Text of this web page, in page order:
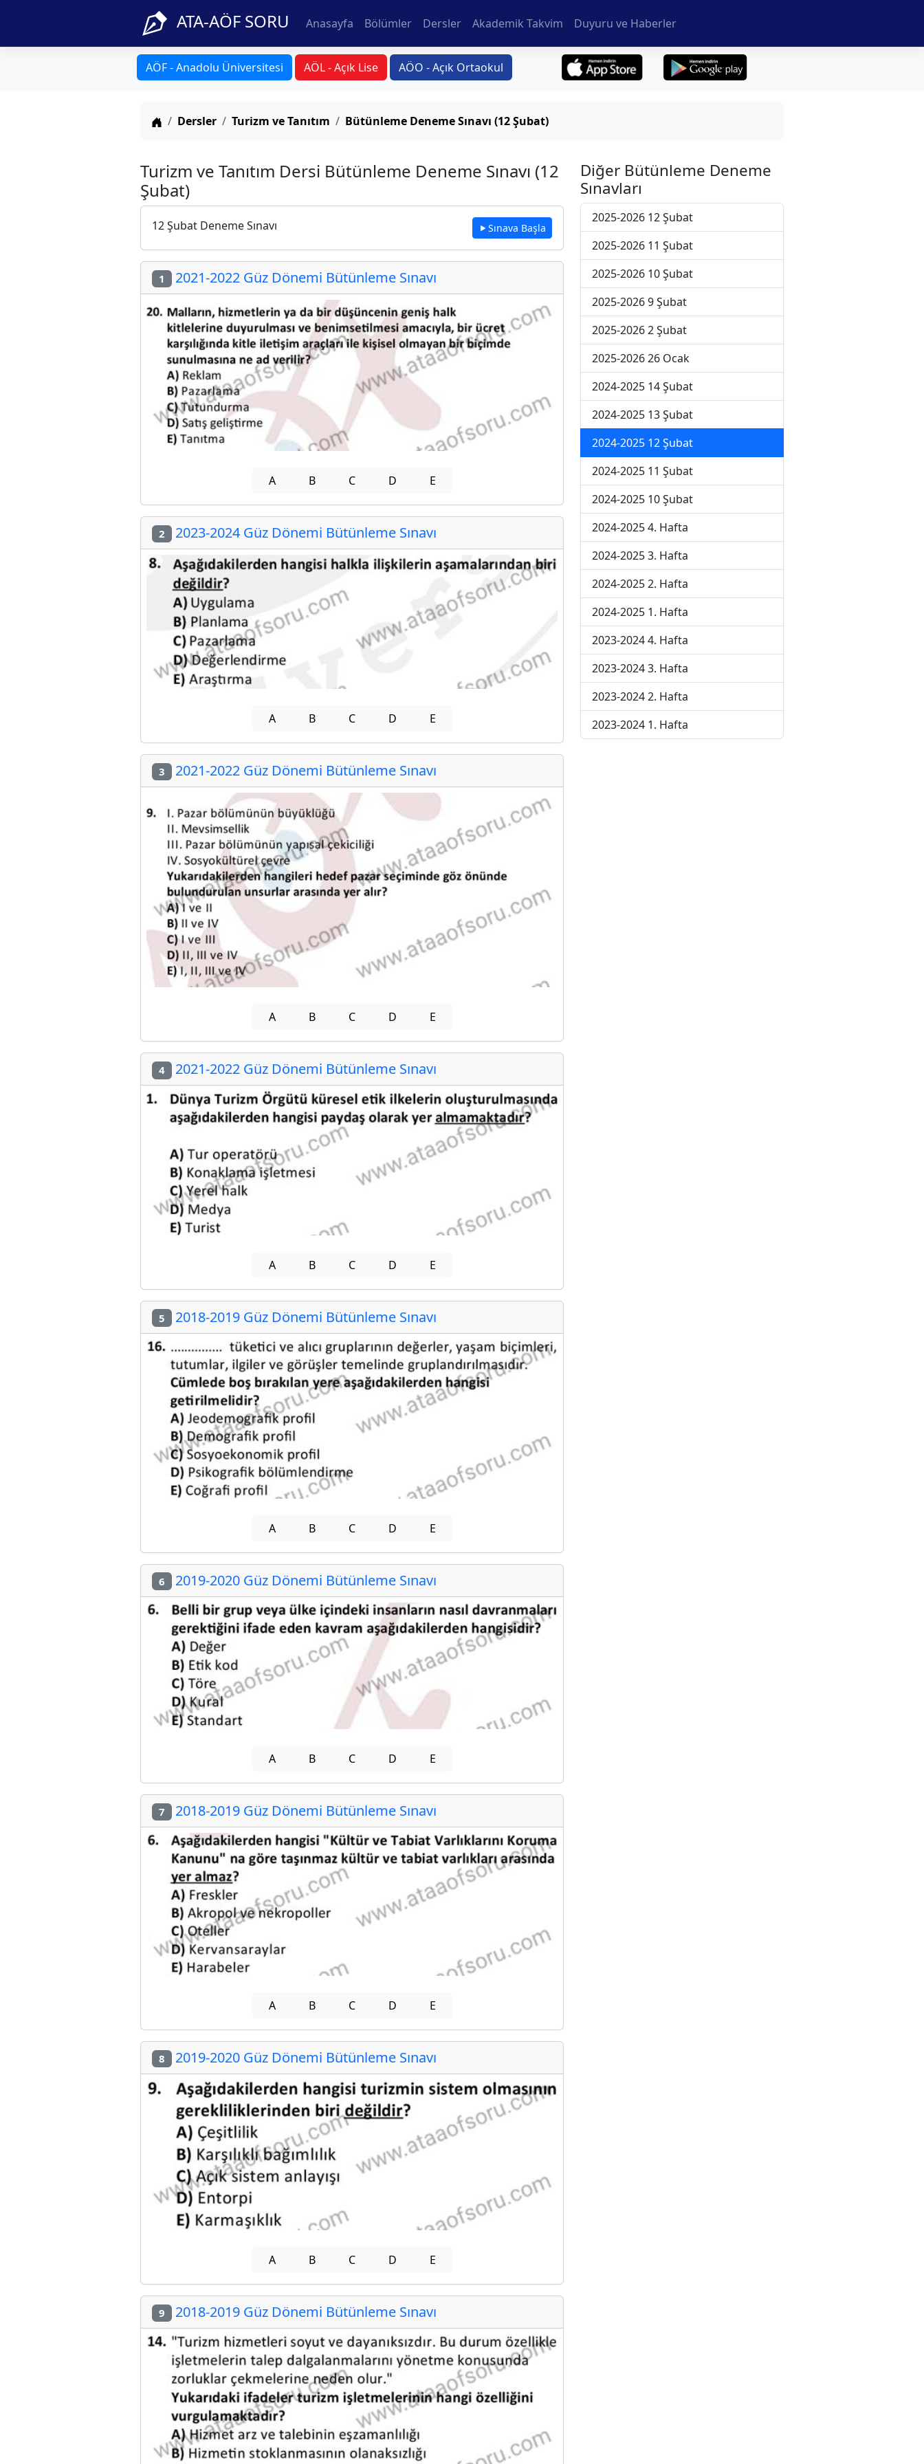
ATA-AÖF SORU Anasayfa Bölümler Dersler Akademik Takvim Duyuru ve Haberler
AÖF - Anadolu Üniversitesi AÖL - Açık Lise AÖO - Açık Ortaokul
Anasayfa
Dersler Turizm ve Tanıtım Bütünleme Deneme Sınavı (12 Şubat)
Turizm ve Tanıtım Dersi Bütünleme Deneme Sınavı (12
Şubat)
12 Şubat Deneme Sınavı Sınava Başla
1 2021-2022 Güz Dönemi Bütünleme Sınavı
A B C D E
2 2023-2024 Güz Dönemi Bütünleme Sınavı
A B C D E
3 2021-2022 Güz Dönemi Bütünleme Sınavı
A B C D E
4 2021-2022 Güz Dönemi Bütünleme Sınavı
A B C D E
5 2018-2019 Güz Dönemi Bütünleme Sınavı
A B C D E
6 2019-2020 Güz Dönemi Bütünleme Sınavı
A B C D E
7 2018-2019 Güz Dönemi Bütünleme Sınavı
A B C D E
8 2019-2020 Güz Dönemi Bütünleme Sınavı
A B C D E
9 2018-2019 Güz Dönemi Bütünleme Sınavı
Diğer Bütünleme Deneme
Sınavları
2025-2026 12 Şubat
2025-2026 11 Şubat
2025-2026 10 Şubat
2025-2026 9 Şubat
2025-2026 2 Şubat
2025-2026 26 Ocak
2024-2025 14 Şubat
2024-2025 13 Şubat
2024-2025 12 Şubat
2024-2025 11 Şubat
2024-2025 10 Şubat
2024-2025 4. Hafta
2024-2025 3. Hafta
2024-2025 2. Hafta
2024-2025 1. Hafta
2023-2024 4. Hafta
2023-2024 3. Hafta
2023-2024 2. Hafta
2023-2024 1. Hafta